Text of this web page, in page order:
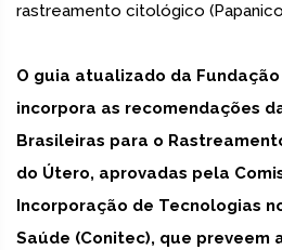
rastreamento citológico
O guia atualizado da
incorpora as recomendações
Brasileiras para o
do Útero, aprovadas pela
Incorporação de Tecnologias
Saúde (Conitec), que